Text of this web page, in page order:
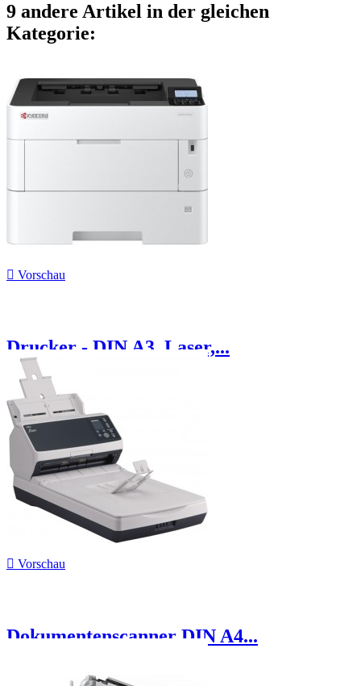
9 andere Artikel in der gleichen
Kategorie:
 Vorschau
Drucker - DIN A3, Laser,...
 Vorschau
Dokumentenscanner DIN A4...